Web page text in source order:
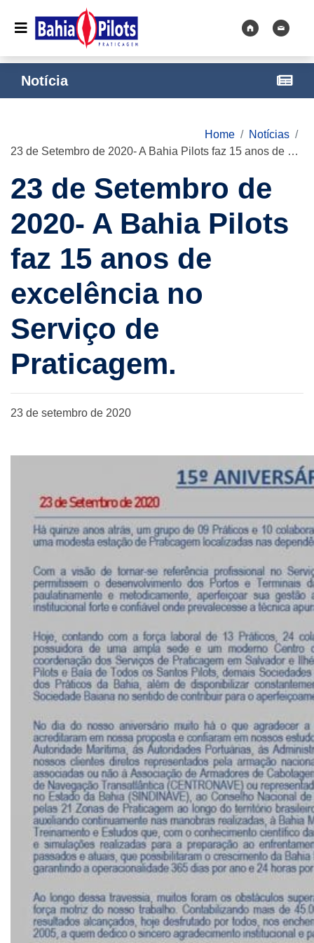
Notícia
Home
Notícias
23 de Setembro de 2020- A Bahia Pilots faz 15 anos de excelência no Serviço de Praticagem.
23 de Setembro de
2020- A Bahia Pilots
faz 15 anos de
excelência no
Serviço de
Praticagem.
23 de setembro de 2020